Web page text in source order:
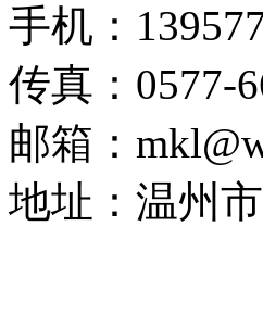
手机：
传真：0577-
邮箱：
地址：温州